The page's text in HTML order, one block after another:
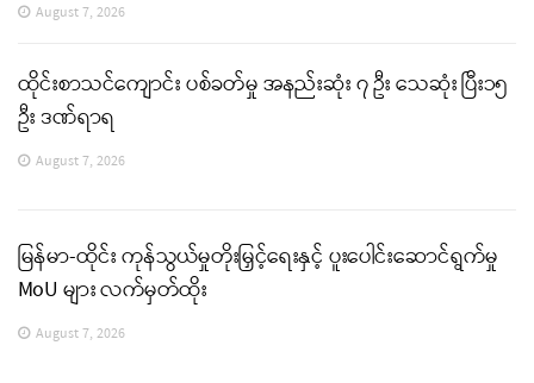
August 7, 2026
ထိုင်းစာသင်ကျောင်း ပစ်ခတ်မှု အနည်းဆုံး ၇ ဦး သေဆုံး ပြီး၁၅
ဦး ဒဏ်ရာရ
August 7, 2026
မြန်မာ-ထိုင်း ကုန်သွယ်မှုတိုးမြှင့်ရေးနှင့် ပူးပေါင်းဆောင်ရွက်မှု
MoU များ လက်မှတ်ထိုး
August 7, 2026